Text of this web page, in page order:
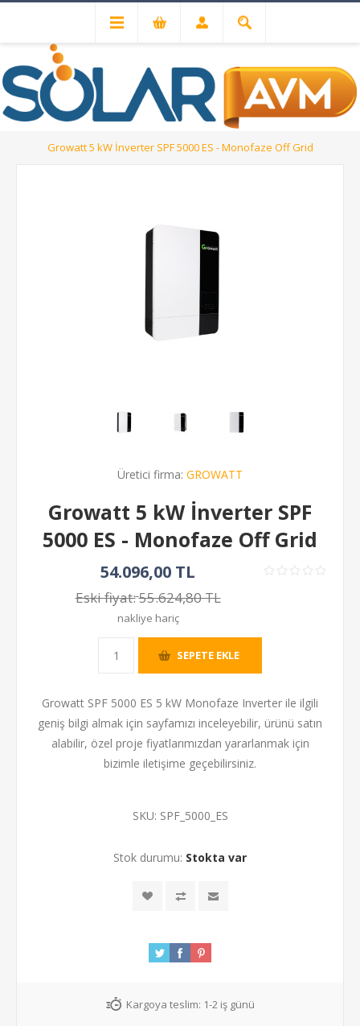
Solar Inverterler
Off-Grid İnverterler
Growatt 5 kW İnverter SPF 5000 ES - Monofaze Off Grid
Üretici firma: GROWATT
Growatt 5 kW İnverter SPF
5000 ES - Monofaze Off Grid
54.096,00 TL
Eski fiyat:55.624,80 TL
nakliye hariç
SEPETE EKLE
Growatt SPF 5000 ES 5 kW Monofaze Inverter ile ilgili
geniş bilgi almak için sayfamızı inceleyebilir, ürünü satın
alabilir, özel proje fiyatlarımızdan yararlanmak için
bizimle iletişime geçebilirsiniz.
SKU: SPF_5000_ES
Stok durumu: Stokta var
Kargoya teslim: 1-2 iş günü